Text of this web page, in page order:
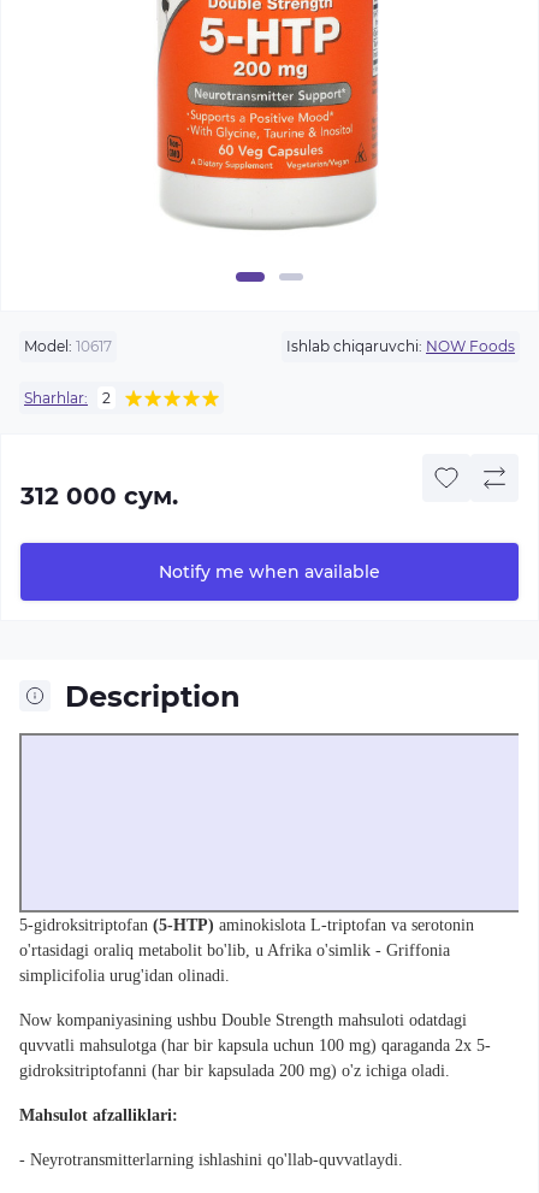
Model: 10617 Ishlab chiqaruvchi: NOW Foods
Sharhlar: 2
312 000 сум.
Notify me when available
Description
5-gidroksitriptofan (5-HTP) aminokislota L-triptofan va serotonin
o'rtasidagi oraliq metabolit bo'lib, u Afrika o'simlik - Griffonia
simplicifolia urug'idan olinadi.
Now kompaniyasining ushbu Double Strength mahsuloti odatdagi
quvvatli mahsulotga (har bir kapsula uchun 100 mg) qaraganda 2x 5-
gidroksitriptofanni (har bir kapsulada 200 mg) o'z ichiga oladi.
Mahsulot afzalliklari:
- Neyrotransmitterlarning ishlashini qo'llab-quvvatlaydi.